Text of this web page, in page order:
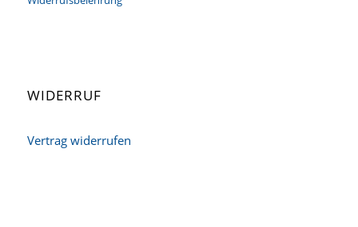
WIDERRUF
Vertrag widerrufen